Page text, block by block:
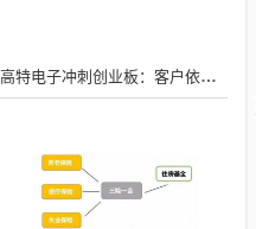
高特电子冲刺创业板：客户依赖加剧申报前溢价售子公司